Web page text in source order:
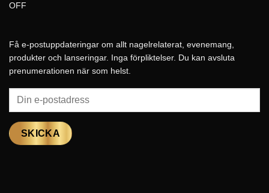
OFF
Få e-postuppdateringar om allt nagelrelaterat, evenemang,
produkter och lanseringar. Inga förpliktelser. Du kan avsluta
prenumerationen när som helst.